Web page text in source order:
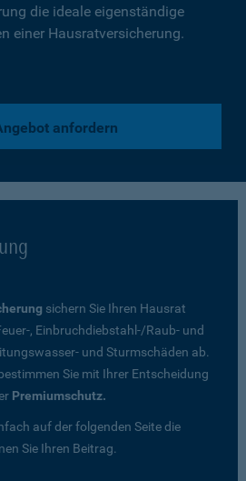
die ideale eigenständige
einer Hausratversicherung.
anfordern
sichern Sie Ihren Hausrat
, Einbruchdiebstahl-/Raub- und
und Sturmschäden ab.
Sie mit Ihrer Entscheidung
Premiumschutz.
auf der folgenden Seite die
Sie Ihren Beitrag.